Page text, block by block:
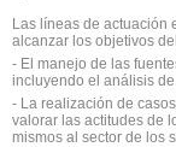
Las líneas de actuación
alcanzar los objetivos
- El manejo de las
incluyendo el análisis
- La realización de
valorar las actitudes de
mismos al sector de los